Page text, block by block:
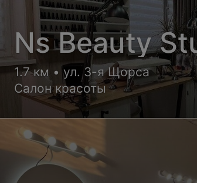
Ns Beauty
1.7 км • ул. 3-я Щорса
Салон красоты